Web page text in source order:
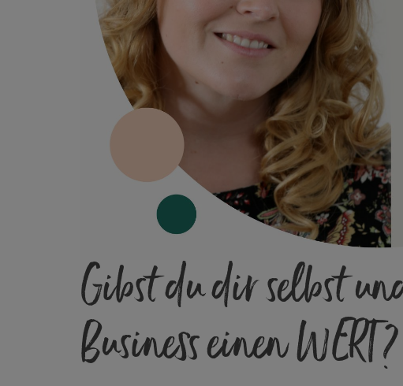
Gibst du dir selbst
Business einen WERT?